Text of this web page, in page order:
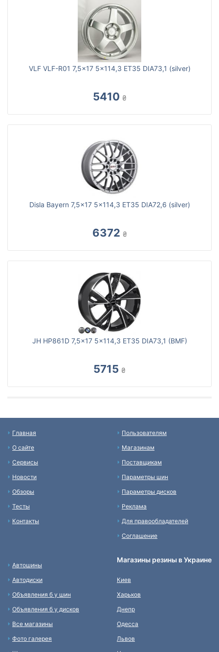
VLF VLF-R01 7,5x17 5x114,3 ET35 DIA73,1 (silver)
5410 ₴
Disla Bayern 7,5x17 5x114,3 ET35 DIA72,6 (silver)
6372 ₴
JH HP861D 7,5x17 5x114,3 ET35 DIA73,1 (BMF)
5715 ₴
Главная
О сайте
Сервисы
Новости
Обзоры
Тесты
Контакты
Пользователям
Магазинам
Поставщикам
Параметры шин
Параметры дисков
Реклама
Для правообладателей
Соглашение
Автошины
Автодиски
Объявления б у шин
Объявления б у дисков
Все магазины
Фото галерея
Магазины резины в Украине
Киев
Харьков
Днепр
Одесса
Львов